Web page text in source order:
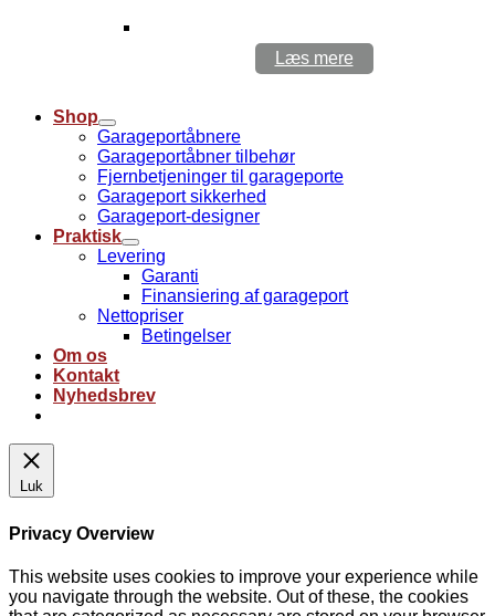
Læs mere
Shop
Garageportåbnere
Garageportåbner tilbehør
Fjernbetjeninger til garageporte
Garageport sikkerhed
Garageport-designer
Praktisk
Levering
Garanti
Finansiering af garageport
Nettopriser
Betingelser
Om os
Kontakt
Nyhedsbrev
Luk
Privacy Overview
This website uses cookies to improve your experience while
you navigate through the website. Out of these, the cookies